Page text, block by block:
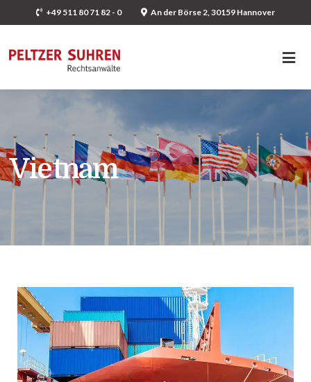
+49 511 80 71 82 - 0 An der Börse 2, 30159 Hannover
Vietnam